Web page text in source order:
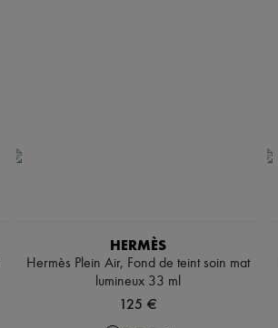
HERMÈS
Hermès Plein Air, Fond de teint soin mat
lumineux 33 ml
125 €